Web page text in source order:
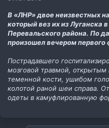
В «ЛНР» двое неизвестных
который вез их из Луганска
Перевальского района. По
произошел вечером первого
Пострадавшего
мозговой травмой,
теменной кости, ушибом
колотой раной шеи справа.
одеты в камуфлированную